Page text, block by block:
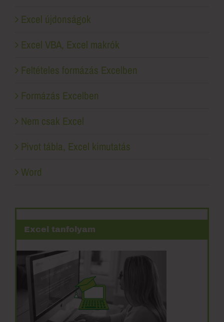
Excel újdonságok
Excel VBA, Excel makrók
Feltételes formázás Excelben
Formázás Excelben
Nem csak Excel
Pivot tábla, Excel kimutatás
Word
Excel tanfolyam